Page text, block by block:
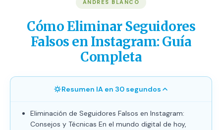
Email Marketing y SMS
Publicidad Digital
Growth Youtube ↗
Producción de Videos
ANDRÉS BLANCO
Cómo Eliminar Seguidores
Falsos en Instagram: Guía
Completa
Resumen IA en 30 segundos
Eliminación de Seguidores Falsos en Instagram:
Consejos y Técnicas En el mundo digital de hoy,